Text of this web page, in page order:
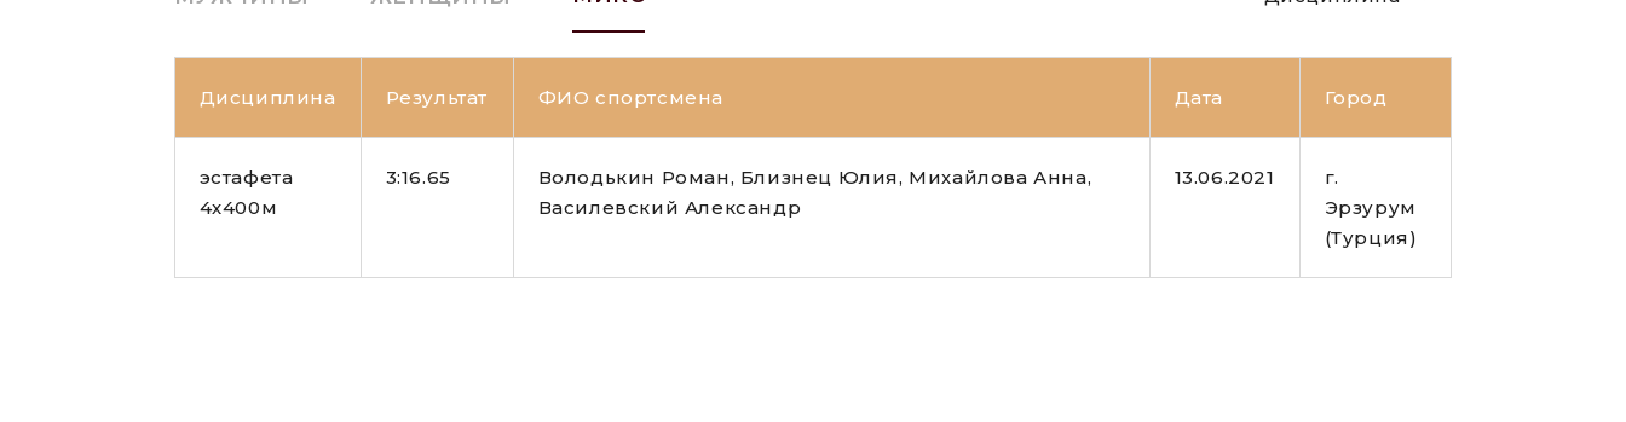
Дисциплина Результат ФИО спортсмена Дата Город
эстафета
4х400м
3:16.65
Володькин Роман, Близнец Юлия, Михайлова Анна,
Василевский Александр
13.06.2021
г.
Эрзурум
(Турция)